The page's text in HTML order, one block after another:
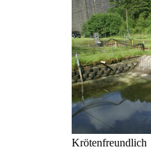
Krötenfreundlich